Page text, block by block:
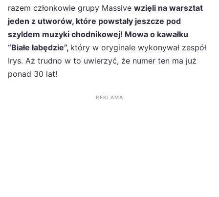
razem członkowie grupy Massive wzięli na warsztat
jeden z utworów, które powstały jeszcze pod
szyldem muzyki chodnikowej! Mowa o kawałku
“Białe łabędzie”, który w oryginale wykonywał zespół
Irys. Aż trudno w to uwierzyć, że numer ten ma już
ponad 30 lat!
REKLAMA